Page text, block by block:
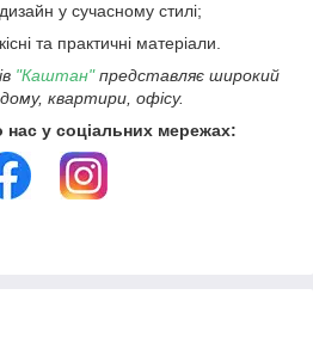
у сучасному стилі;
та практичні матеріали.
"Каштан"представляє широкий
квартири, офісу.
у соціальних мережах: